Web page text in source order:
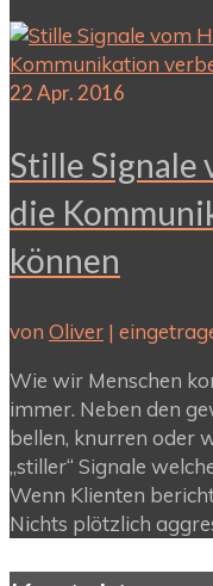
22Apr. 2016
Stille Signale
die
können
von Oliver |
Wie wir Menschen
immer. Neben den
bellen, knurren oder
„stiller“ Signale
Wenn Klienten
Nichts plötzlich